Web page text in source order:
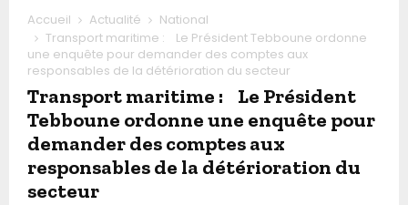
Accueil Actualité
National
Transport maritime : Le Président Tebboune ordonne
une enquête pour demander des comptes aux
responsables de la détérioration du secteur
Transport maritime : Le Président
Tebboune ordonne une enquête pour
demander des comptes aux
responsables de la détérioration du
secteur